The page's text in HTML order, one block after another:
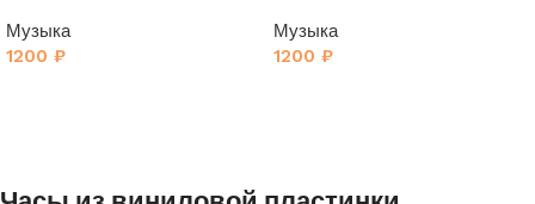
Музыка
1200 ₽
Музыка
1200 ₽